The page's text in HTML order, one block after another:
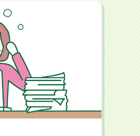
経の酷使による「脳のオーバーヒート」